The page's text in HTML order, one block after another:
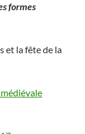
formes
et la fête de la